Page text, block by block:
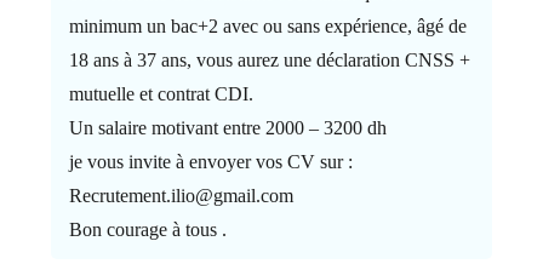
minimum un bac+2 avec ou sans expérience, âgé de
18 ans à 37 ans, vous aurez une déclaration CNSS +
mutuelle et contrat CDI.
Un salaire motivant entre 2000 – 3200 dh
je vous invite à envoyer vos CV sur :
Recrutement.ilio@gmail.com
Bon courage à tous .